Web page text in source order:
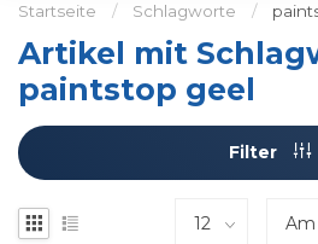
Startseite / Schlagworte /
Artikel mit
paintstop geel
Filter